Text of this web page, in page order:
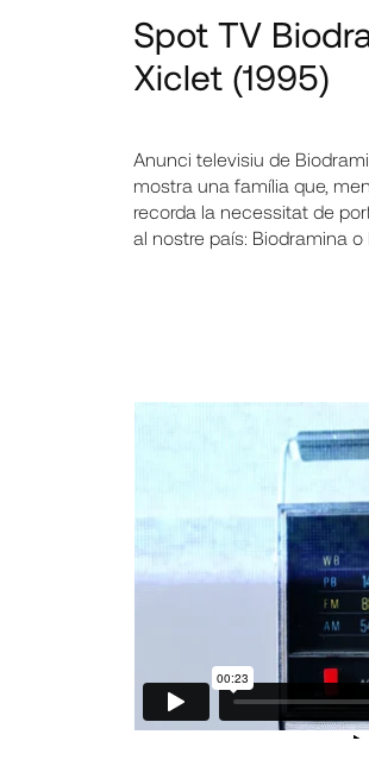
Spot TV
Xiclet (1995)
Anunci televisiu de
mostra una família que,
recorda la necessitat de
al nostre país: Biodramina o